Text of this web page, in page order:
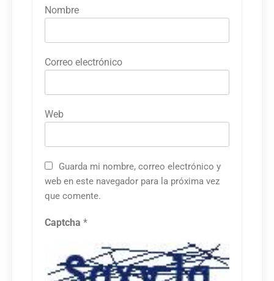
Nombre
Correo electrónico
Web
Guarda mi nombre, correo electrónico y
web en este navegador para la próxima vez
que comente.
Captcha *